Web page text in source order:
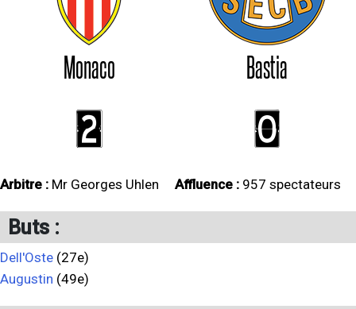
Monaco Bastia
2 0
Arbitre : Mr Georges Uhlen Affluence : 957 spectateurs
Buts :
Dell'Oste (27e)
Augustin (49e)